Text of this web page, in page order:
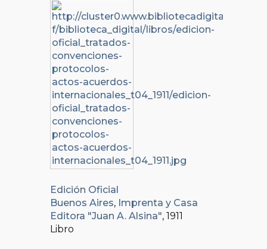
Edición Oficial
Buenos Aires, Imprenta y Casa
Editora "Juan A. Alsina", 1911
Libro